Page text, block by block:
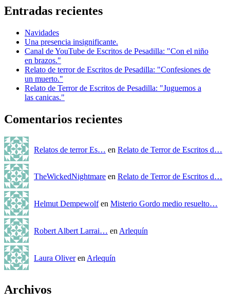
Entradas recientes
Navidades
Una presencia insignificante.
Canal de YouTube de Escritos de Pesadilla: "Con el niño
en brazos."
Relato de terror de Escritos de Pesadilla: "Confesiones de
un muerto."
Relato de Terror de Escritos de Pesadilla: "Juguemos a
las canicas."
Comentarios recientes
Relatos de terror Es… en Relato de Terror de Escritos d…
TheWickedNightmare en Relato de Terror de Escritos d…
Helmut Dempewolfen Misterio Gordo medio resuelto…
Robert Albert Larrai… en Arlequín
Laura Oliveren Arlequín
Archivos